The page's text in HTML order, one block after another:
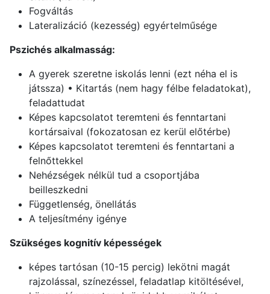
Fogváltás
Lateralizáció (kezesség) egyértelműsége
Pszichés alkalmasság:
A gyerek szeretne iskolás lenni (ezt néha el is
játssza) • Kitartás (nem hagy félbe feladatokat),
feladattudat
Képes kapcsolatot teremteni és fenntartani
kortársaival (fokozatosan ez kerül előtérbe)
Képes kapcsolatot teremteni és fenntartani a
felnőttekkel
Nehézségek nélkül tud a csoportjába
beilleszkedni
Függetlenség, önellátás
A teljesítmény igénye
Szükséges kognitív képességek
képes tartósan (10-15 percig) lekötni magát
rajzolással, színezéssel, feladatlap kitöltésével,